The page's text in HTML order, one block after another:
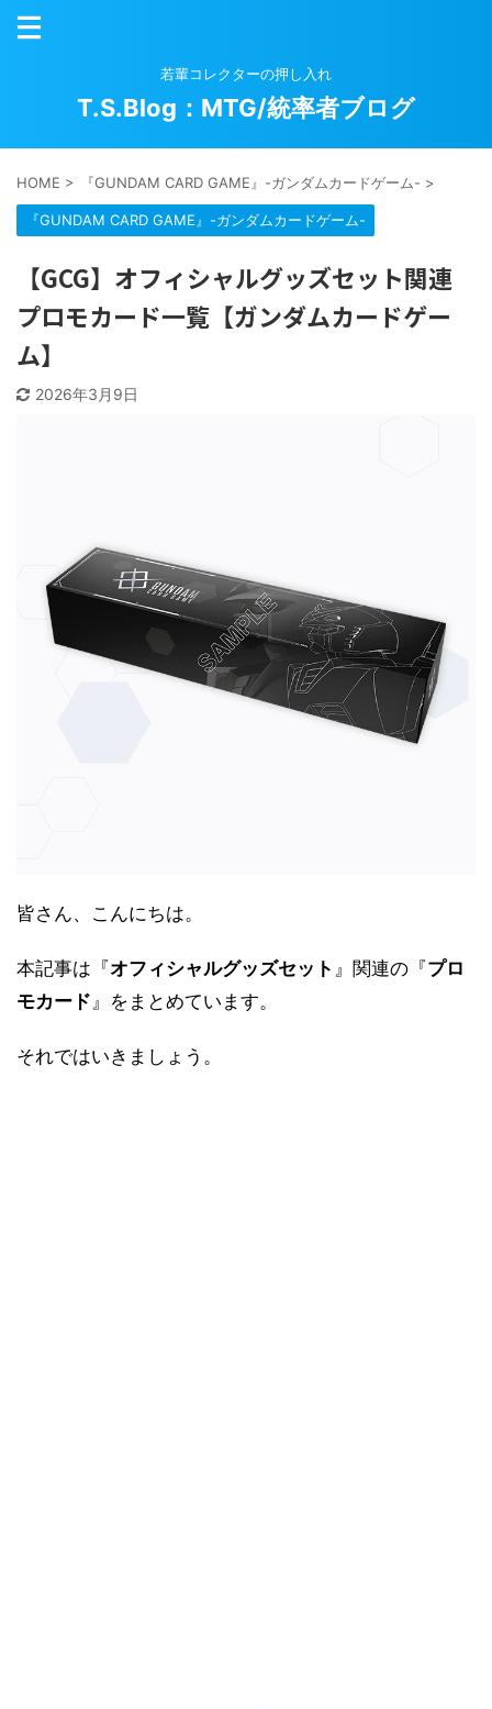
若輩コレクターの押し入れ
T.S.Blog：MTG/統率者ブログ
HOME > 『GUNDAM CARD GAME』-ガンダムカードゲーム- >
『GUNDAM CARD GAME』-ガンダムカードゲーム-
【GCG】オフィシャルグッズセット関連
プロモカード一覧【ガンダムカードゲー
ム】
2026年3月9日
皆さん、こんにちは。
本記事は『オフィシャルグッズセット 』関連の『プロ
モカード』をまとめています。
それではいきましょう。